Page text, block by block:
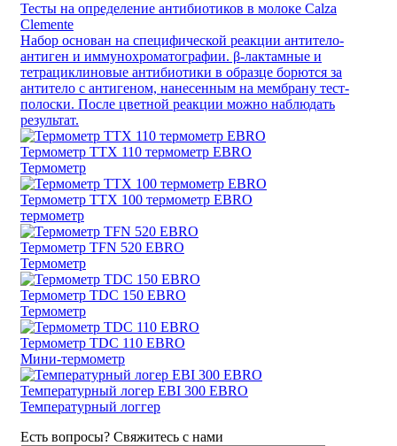
Тесты на определение антибиотиков в молоке Calza
Clemente
Набор основан на специфической реакции антитело-
антиген и иммунохроматографии. β-лактамные и
тетрациклиновые aнтибиотики в образце борются за
антитело с антигеном, нанесенным на мембрану тест-
полоски. После цветной реакции можно наблюдать
результат.
Термометр TTX 110 термометр EBRO
Термометр
Термометр TTX 100 термометр EBRO
термометр
Термометр TFN 520 EBRO
Термометр
Термометр TDC 150 EBRO
Термометр
Термометр TDC 110 EBRO
Мини-термометр
Температурный логер EBI 300 EBRO
Температурный логгер
Есть вопросы? Свяжитесь с нами